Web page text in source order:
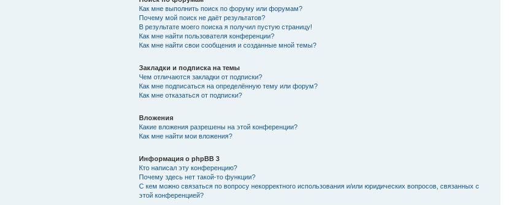
Как мне выполнить поиск по форуму или форумам?
Почему мой поиск не даёт результатов?
В результате моего поиска я получил пустую страницу!
Как мне найти пользователя конференции?
Как мне найти свои сообщения и созданные мной темы?
Закладки и подписка на темы
Чем отличаются закладки от подписки?
Как мне подписаться на определённую тему или форум?
Как мне отказаться от подписки?
Вложения
Какие вложения разрешены на этой конференции?
Как мне найти мои вложения?
Информация о phpBB 3
Кто написал эту конференцию?
Почему здесь нет такой-то функции?
С кем можно связаться по вопросу некорректного использования и/или юридических вопросов, связанных с
этой конференцией?